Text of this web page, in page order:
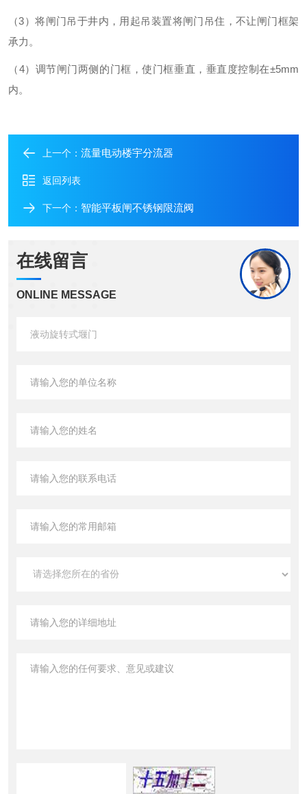
（3）将闸门吊于井内，用起吊装置将闸门吊住，不让闸门框架
承力。
（4）调节闸门两侧的门框，使门框垂直，垂直度控制在±5mm
内。
上一个： 流量电动楼宇分流器
返回列表
下一个： 智能平板闸不锈钢限流阀
在线留言
ONLINE MESSAGE